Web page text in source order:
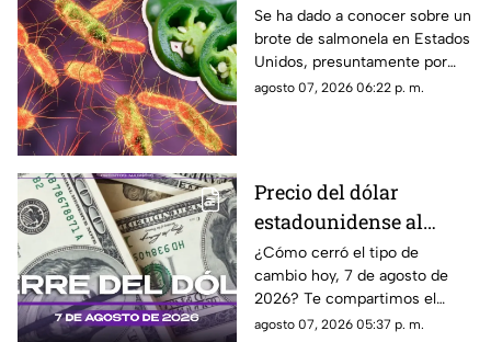
brote de salmonela en
Estados Unidos? Esto
debes saber
Se ha dado a conocer sobre un
brote de salmonela en Estados
Unidos, presuntamente por
chiles jalapeños mexicanos,
agosto 07, 2026 06:22 p. m.
Precio del dólar
estadounidense al
CIERRE de HOY, viernes
7 de agosto de 2026, en
Cancún
¿Cómo cerró el tipo de
cambio hoy, 7 de agosto de
2026? Te compartimos el
precio del dólar al cierre de
agosto 07, 2026 05:37 p. m.